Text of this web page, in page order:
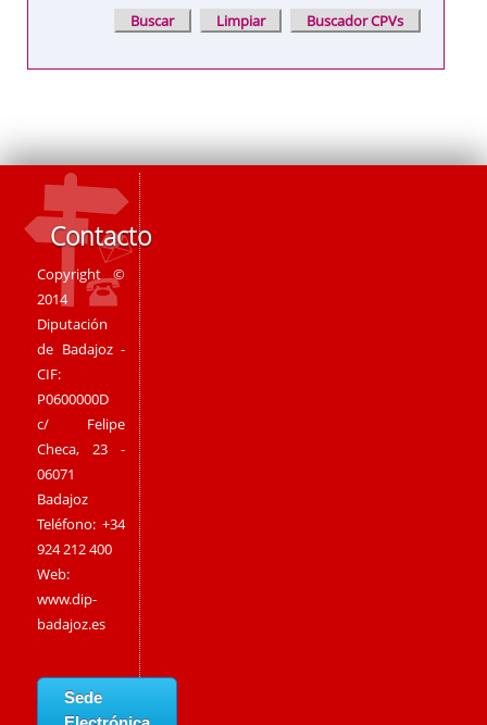
Contacto
Copyright ©
2014
Diputación
de Badajoz -
CIF:
P0600000D
c/ Felipe
Checa, 23 -
06071
Badajoz
Teléfono: +34
924 212 400
Web:
www.dip-
badajoz.es
Sede